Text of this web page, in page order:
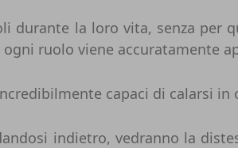
la loro vita, senza per
ruolo viene accuratamente
capaci di calarsi
indietro, vedranno la